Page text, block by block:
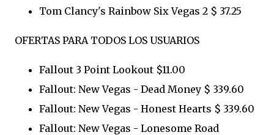
Tom Clancy's Rainbow Six Vegas 2 $ 37.25
OFERTAS PARA TODOS LOS USUARIOS
Fallout 3 Point Lookout $11.00
Fallout: New Vegas - Dead Money $ 339.60
Fallout: New Vegas - Honest Hearts $ 339.60
Fallout: New Vegas - Lonesome Road